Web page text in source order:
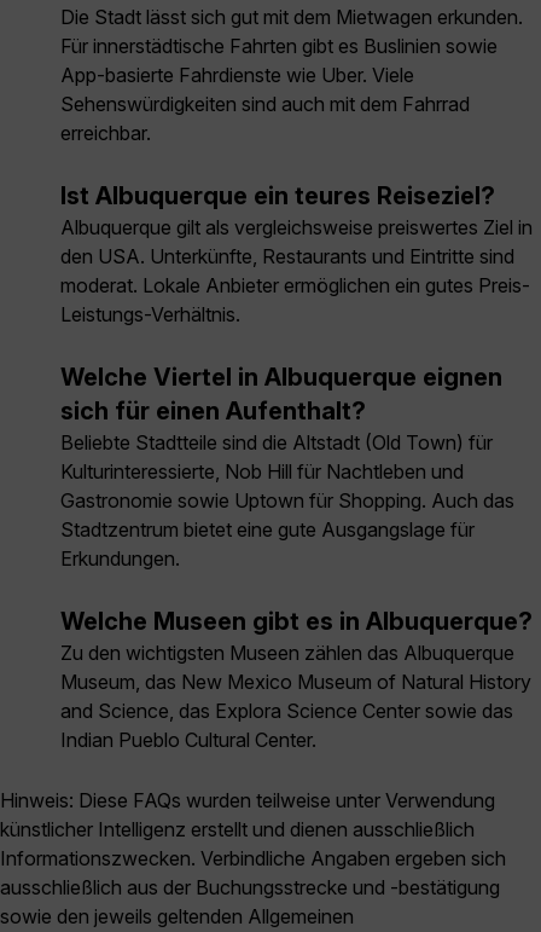
Die Stadt lässt sich gut mit dem Mietwagen erkunden.
Für innerstädtische Fahrten gibt es Buslinien sowie
App-basierte Fahrdienste wie Uber. Viele
Sehenswürdigkeiten sind auch mit dem Fahrrad
erreichbar.
Ist Albuquerque ein teures Reiseziel?
Albuquerque gilt als vergleichsweise preiswertes Ziel in
den USA. Unterkünfte, Restaurants und Eintritte sind
moderat. Lokale Anbieter ermöglichen ein gutes Preis-
Leistungs-Verhältnis.
Welche Viertel in Albuquerque eignen
sich für einen Aufenthalt?
Beliebte Stadtteile sind die Altstadt (Old Town) für
Kulturinteressierte, Nob Hill für Nachtleben und
Gastronomie sowie Uptown für Shopping. Auch das
Stadtzentrum bietet eine gute Ausgangslage für
Erkundungen.
Welche Museen gibt es in Albuquerque?
Zu den wichtigsten Museen zählen das Albuquerque
Museum, das New Mexico Museum of Natural History
and Science, das Explora Science Center sowie das
Indian Pueblo Cultural Center.
Hinweis: Diese FAQs wurden teilweise unter Verwendung
künstlicher Intelligenz erstellt und dienen ausschließlich
Informationszwecken. Verbindliche Angaben ergeben sich
ausschließlich aus der Buchungsstrecke und -bestätigung
sowie den jeweils geltenden Allgemeinen